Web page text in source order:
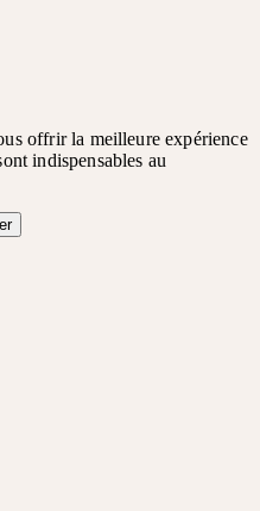
offrir la meilleure expérience
indispensables au